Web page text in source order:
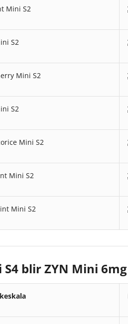
Mini S2
S2
Mini S2
S2
Mini S2
Mini S2
Mini S2
S4 blir ZYN Mini 6mg